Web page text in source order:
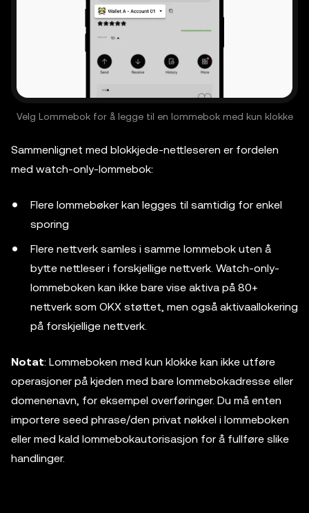
Velg Lommebok for å legge til en lommebok med kun klokke
Sammenlignet med blokkjede-nettleseren er fordelen
med watch-only-lommebok:
Flere lommebøker kan legges til samtidig for enkel
sporing
Flere nettverk samles i samme lommebok uten å
bytte nettleser i forskjellige nettverk. Watch-only-
lommeboken kan ikke bare vise aktiva på 80+
nettverk som OKX støttet, men også aktivaallokering
på forskjellige nettverk.
Notat: Lommeboken med kun klokke kan ikke utføre
operasjoner på kjeden med bare lommebokadresse eller
domenenavn, for eksempel overføringer. Du må enten
importere seed phrase/den privat nøkkel i lommeboken
eller med kald lommebokautorisasjon for å fullføre slike
handlinger.